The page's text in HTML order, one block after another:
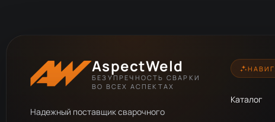
AspectWeld
БЕЗУПРЕЧНОСТЬ СВАРКИ
ВО ВСЕХ АСПЕКТАХ
Надежный поставщик сварочного
Каталог